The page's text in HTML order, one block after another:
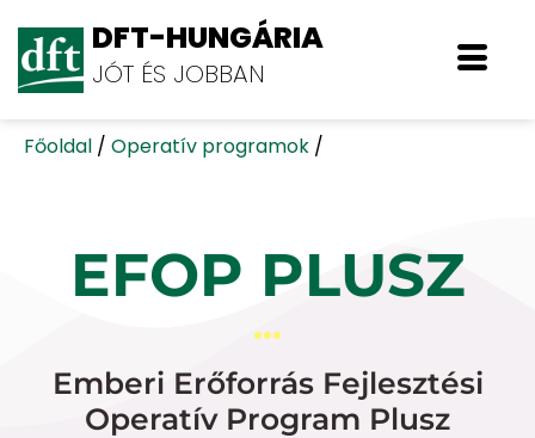
DFT-HUNGÁRIA
JÓT ÉS JOBBAN
Főoldal / Operatív programok /
EFOP PLUSZ
Emberi Erőforrás Fejlesztési
Operatív Program Plusz